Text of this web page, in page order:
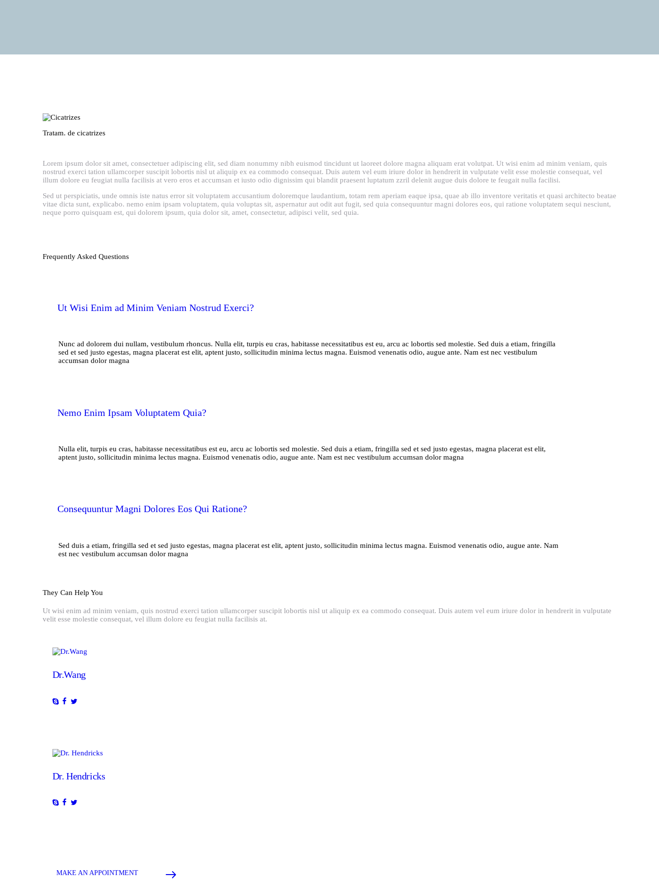
Tratam. de cicatrizes
Lorem ipsum dolor sit amet, consectetuer adipiscing elit, sed diam nonummy nibh euismod tincidunt ut laoreet dolore magna aliquam erat volutpat. Ut wisi enim ad minim veniam, quis
nostrud exerci tation ullamcorper suscipit lobortis nisl ut aliquip ex ea commodo consequat. Duis autem vel eum iriure dolor in hendrerit in vulputate velit esse molestie consequat, vel
illum dolore eu feugiat nulla facilisis at vero eros et accumsan et iusto odio dignissim qui blandit praesent luptatum zzril delenit augue duis dolore te feugait nulla facilisi.
Sed ut perspiciatis, unde omnis iste natus error sit voluptatem accusantium doloremque laudantium, totam rem aperiam eaque ipsa, quae ab illo inventore veritatis et quasi architecto beatae
vitae dicta sunt, explicabo. nemo enim ipsam voluptatem, quia voluptas sit, aspernatur aut odit aut fugit, sed quia consequuntur magni dolores eos, qui ratione voluptatem sequi nesciunt,
neque porro quisquam est, qui dolorem ipsum, quia dolor sit, amet, consectetur, adipisci velit, sed quia.
Frequently Asked Questions
Ut Wisi Enim ad Minim Veniam Nostrud Exerci?
Nunc ad dolorem dui nullam, vestibulum rhoncus. Nulla elit, turpis eu cras, habitasse necessitatibus est eu, arcu ac lobortis sed molestie. Sed duis a etiam, fringilla
sed et sed justo egestas, magna placerat est elit, aptent justo, sollicitudin minima lectus magna. Euismod venenatis odio, augue ante. Nam est nec vestibulum
accumsan dolor magna
Nemo Enim Ipsam Voluptatem Quia?
Nulla elit, turpis eu cras, habitasse necessitatibus est eu, arcu ac lobortis sed molestie. Sed duis a etiam, fringilla sed et sed justo egestas, magna placerat est elit,
aptent justo, sollicitudin minima lectus magna. Euismod venenatis odio, augue ante. Nam est nec vestibulum accumsan dolor magna
Consequuntur Magni Dolores Eos Qui Ratione?
Sed duis a etiam, fringilla sed et sed justo egestas, magna placerat est elit, aptent justo, sollicitudin minima lectus magna. Euismod venenatis odio, augue ante. Nam
est nec vestibulum accumsan dolor magna
They Can Help You
Ut wisi enim ad minim veniam, quis nostrud exerci tation ullamcorper suscipit lobortis nisl ut aliquip ex ea commodo consequat. Duis autem vel eum iriure dolor in hendrerit in vulputate
velit esse molestie consequat, vel illum dolore eu feugiat nulla facilisis at.
Dr.Wang
Dr. Hendricks
MAKE AN APPOINTMENT